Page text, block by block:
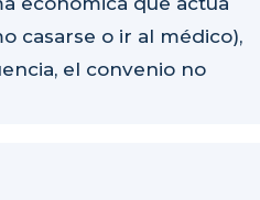
casarse o ir al médico),
el convenio no